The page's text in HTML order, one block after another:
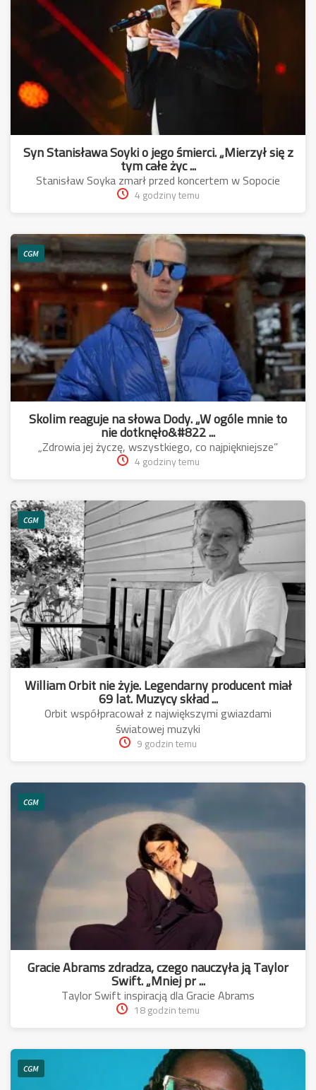
Syn Stanisława Soyki o jego śmierci. „Mierzył się z
tym całe życ ...
Stanisław Soyka zmarł przed koncertem w Sopocie
4 godziny temu
CGM
Skolim reaguje na słowa Dody. „W ogóle mnie to
nie dotknęło&#822 ...
„Zdrowia jej życzę, wszystkiego, co najpiękniejsze”
4 godziny temu
CGM
William Orbit nie żyje. Legendarny producent miał
69 lat. Muzycy skład ...
Orbit współpracował z największymi gwiazdami
światowej muzyki
9 godzin temu
CGM
Gracie Abrams zdradza, czego nauczyła ją Taylor
Swift. „Mniej pr ...
Taylor Swift inspiracją dla Gracie Abrams
18 godzin temu
CGM